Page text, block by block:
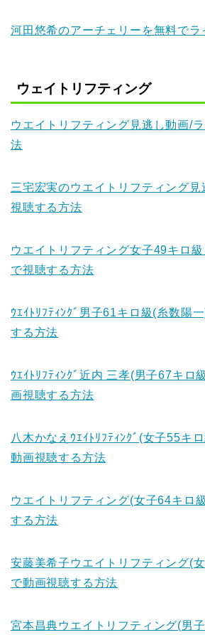
河田悠希のアーチェリーを無料でラ
ウェイトリフティング
ウエイトリフティング見逃し動画/
法
三宅宏実のウエイトリフティング
視聴する方法
ウエイトリフティング女子49キロ
で視聴する方法
ｳｴｲﾄﾘﾌﾃｨﾝｸﾞ男子61キロ級(糸数陽
する方法
ｳｴｲﾄﾘﾌﾃｨﾝｸﾞ近内 三孝(男子67キロ
画視聴する方法
八木かなえｳｴｲﾄﾘﾌﾃｨﾝｸﾞ(女子55キ
動画視聴する方法
ウエイトリフティング(女子64キロ
する方法
安藤美希子ウエイトリフティング(
で動画視聴する方法
宮本昌典ウエイトリフティング(男